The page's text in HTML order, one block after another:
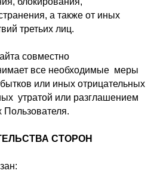
а также от иных
третьих лиц.
совместно
все необходимые меры
или иных отрицательных
утратой или разглашением
СТОРОН